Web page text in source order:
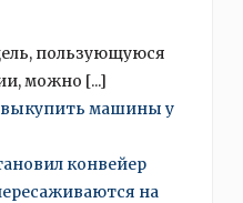
пользующуюся
можно [...]
выкупить машины у
конвейер
на